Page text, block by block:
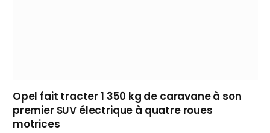
Opel fait tracter 1 350 kg de caravane à son
premier SUV électrique à quatre roues
motrices